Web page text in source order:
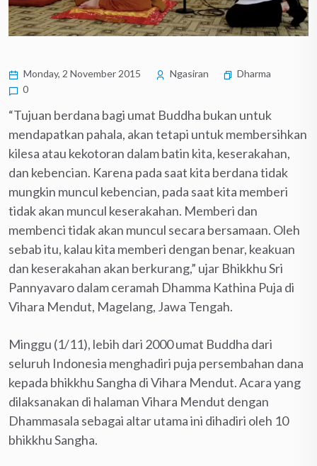
Monday, 2 November 2015 Ngasiran
Dharma
0
“Tujuan berdana bagi umat Buddha bukan untuk
mendapatkan pahala, akan tetapi untuk membersihkan
kilesa atau kekotoran dalam batin kita, keserakahan,
dan kebencian. Karena pada saat kita berdana tidak
mungkin muncul kebencian, pada saat kita memberi
tidak akan muncul keserakahan. Memberi dan
membenci tidak akan muncul secara bersamaan. Oleh
sebab itu, kalau kita memberi dengan benar, keakuan
dan keserakahan akan berkurang,” ujar Bhikkhu Sri
Pannyavaro dalam ceramah Dhamma Kathina Puja di
Vihara Mendut, Magelang, Jawa Tengah.
Minggu (1/11), lebih dari 2000 umat Buddha dari
seluruh Indonesia menghadiri puja persembahan dana
kepada bhikkhu Sangha di Vihara Mendut. Acara yang
dilaksanakan di halaman Vihara Mendut dengan
Dhammasala sebagai altar utama ini dihadiri oleh 10
bhikkhu Sangha.